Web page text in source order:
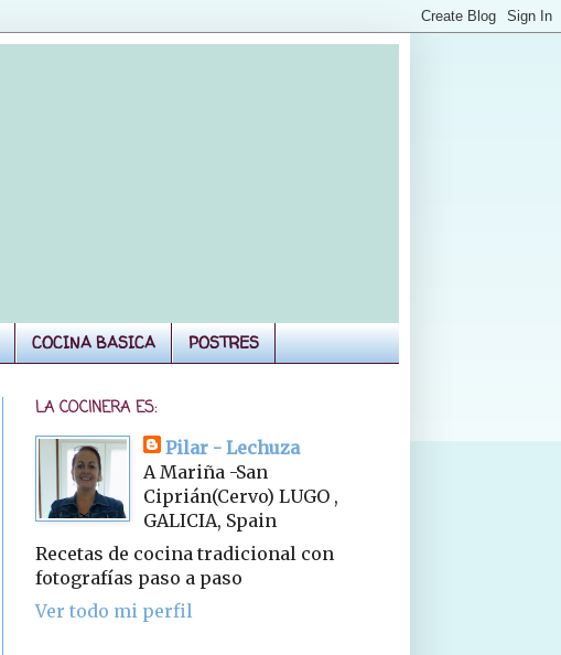
COCINA BASICA POSTRES
LA COCINERA ES:
Pilar - Lechuza
A Mariña -San
Ciprián(Cervo) LUGO ,
GALICIA, Spain
Recetas de cocina tradicional con
fotografías paso a paso
Ver todo mi perfil